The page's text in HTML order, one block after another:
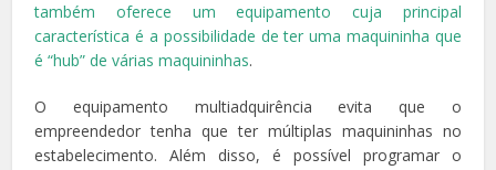
também oferece um equipamento cuja principal
característica é a possibilidade de ter uma maquininha que
é “hub” de várias maquininhas.
O equipamento multiadquirência evita que o
empreendedor tenha que ter múltiplas maquininhas no
estabelecimento. Além disso, é possível programar o